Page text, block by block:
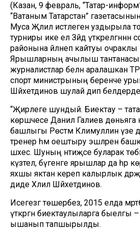
(Казан, 9 февраль, “Татар-
“Ватаным Татарстан”
Муса Җәлил истәлегенә уздырыла
турниры ике ел Зәйдә
районына әйләнеп кайтуы
Ярышларның ачылыш
журналистлар белән аралашкан ТР
спорт министрының беренче
Шәйхетдинов шулай дип
“Җирлеге шундый. Биектау –
көрәшчесе Данил Галиев дөньяга
башлыгы Рөстәм Кәлимуллин үзе
тренер һәм оештыру эшләрен
шәхес. Шуның нәтиҗәсе буларак
күзәтелә, бүгенге ярышлар да һәр
яхшы яктан кереп калырлык
диде Хәлил Шәйхетдинов.
Исегезгә төшерәбез, 2015 елда
үткәргән биектаулыларга быелгы
ышанып тапшырылды.